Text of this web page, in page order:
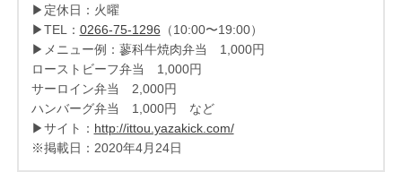
▶定休日：火曜
▶TEL： 0266-75-1296 （10:00〜19:00）
▶メニュー例：蓼科牛焼肉弁当 1,000円
ローストビーフ弁当 1,000円
サーロイン弁当 2,000円
ハンバーグ弁当 1,000円 など
▶サイト： http://ittou.yazakick.com/
※掲載日：2020年4月24日